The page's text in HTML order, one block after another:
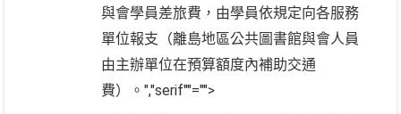
與會學員差旅費，由學員依規定向各服務
單位報支（離島地區公共圖書館與會人員
由主辦單位在預算額度內補助交通
費）。 ","serif""="">